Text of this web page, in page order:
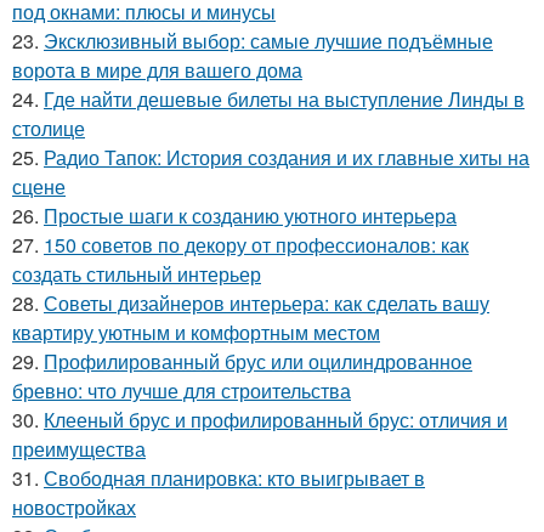
под окнами: плюсы и минусы
23. Эксклюзивный выбор: самые лучшие подъёмные
ворота в мире для вашего дома
24. Где найти дешевые билеты на выступление Линды в
столице
25. Радио Тапок: История создания и их главные хиты на
сцене
26. Простые шаги к созданию уютного интерьера
27. 150 советов по декору от профессионалов: как
создать стильный интерьер
28. Советы дизайнеров интерьера: как сделать вашу
квартиру уютным и комфортным местом
29. Профилированный брус или оцилиндрованное
бревно: что лучше для строительства
30. Клееный брус и профилированный брус: отличия и
преимущества
31. Свободная планировка: кто выигрывает в
новостройках